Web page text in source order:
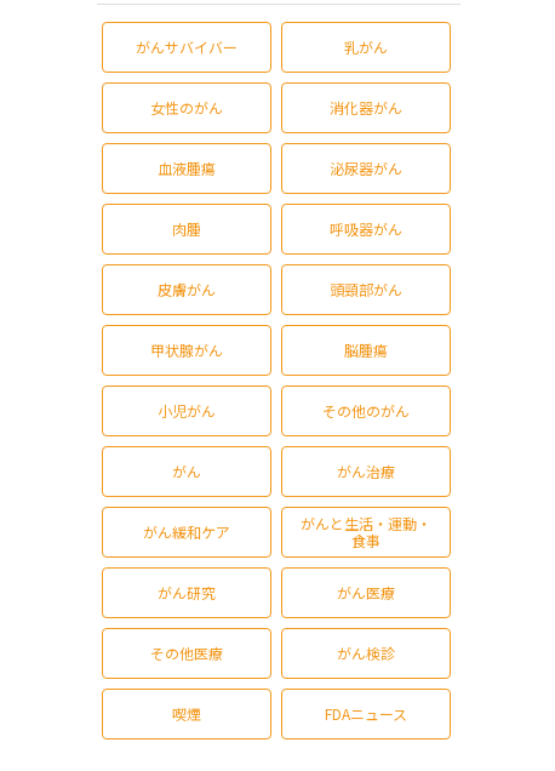
がんサバイバー 乳がん
女性のがん 消化器がん
血液腫瘍 泌尿器がん
肉腫 呼吸器がん
皮膚がん 頭頸部がん
甲状腺がん 脳腫瘍
小児がん その他のがん
がん がん治療
がん緩和ケア
がんと生活・運動・
食事
がん研究 がん医療
その他医療 がん検診
喫煙 FDAニュース